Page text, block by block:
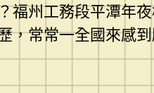
福州工務段平潭年
，常常一全國來感